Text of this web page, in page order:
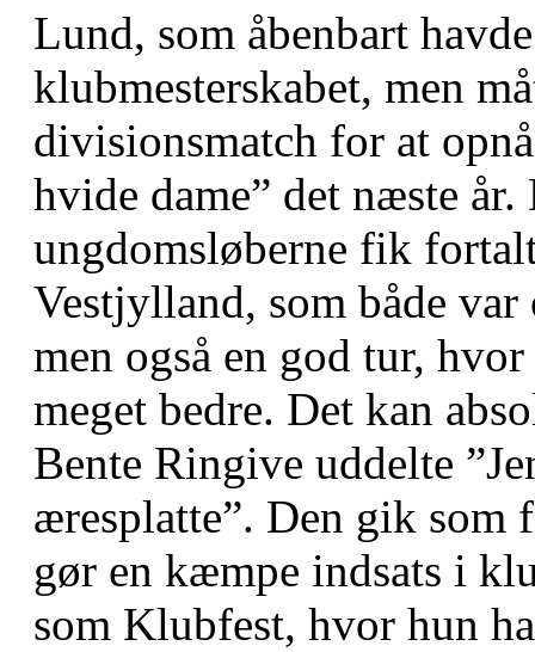
Lund, som åbenbart
klubmesterskabet, men
divisionsmatch for at
hvide dame” det næste
ungdomsløberne fik
Vestjylland, som både
men også en god tur,
meget bedre. Det kan
Bente Ringive uddelte
æresplatte”. Den gik
gør en kæmpe indsats i
som Klubfest, hvor hun